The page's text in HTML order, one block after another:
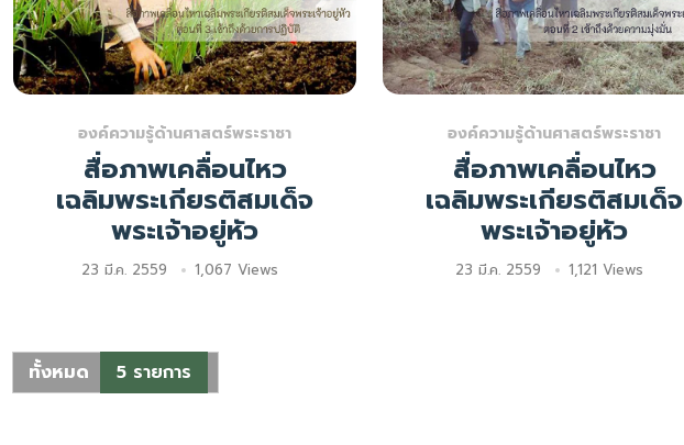
องค์ความรู้ด้านศาสตร์พระราชา
สื่อภาพเคลื่อนไหว
เฉลิมพระเกียรติสมเด็จ
พระเจ้าอยู่หัว
23 มี.ค. 2559 1,067 Views
องค์ความรู้ด้านศาสตร์พระราชา
สื่อภาพเคลื่อนไหว
เฉลิมพระเกียรติสมเด็จ
พระเจ้าอยู่หัว
23 มี.ค. 2559 1,121 Views
ทั้งหมด 5 รายการ